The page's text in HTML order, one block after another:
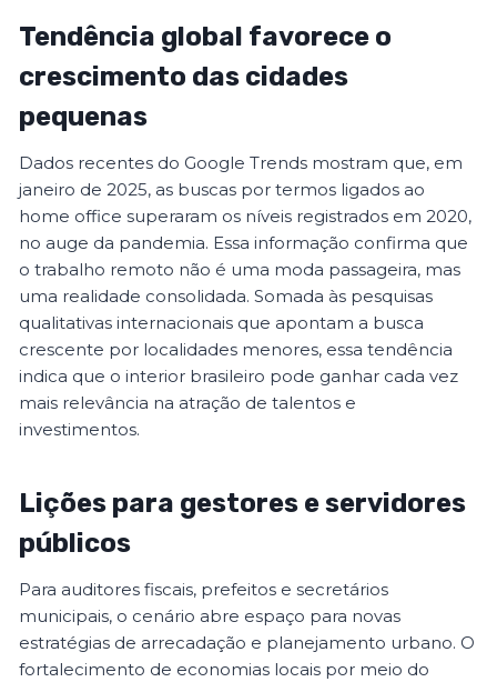
Tendência global favorece o
crescimento das cidades
pequenas
Dados recentes do Google Trends mostram que, em
janeiro de 2025, as buscas por termos ligados ao
home office superaram os níveis registrados em 2020,
no auge da pandemia. Essa informação confirma que
o trabalho remoto não é uma moda passageira, mas
uma realidade consolidada. Somada às pesquisas
qualitativas internacionais que apontam a busca
crescente por localidades menores, essa tendência
indica que o interior brasileiro pode ganhar cada vez
mais relevância na atração de talentos e
investimentos.
Lições para gestores e servidores
públicos
Para auditores fiscais, prefeitos e secretários
municipais, o cenário abre espaço para novas
estratégias de arrecadação e planejamento urbano. O
fortalecimento de economias locais por meio do